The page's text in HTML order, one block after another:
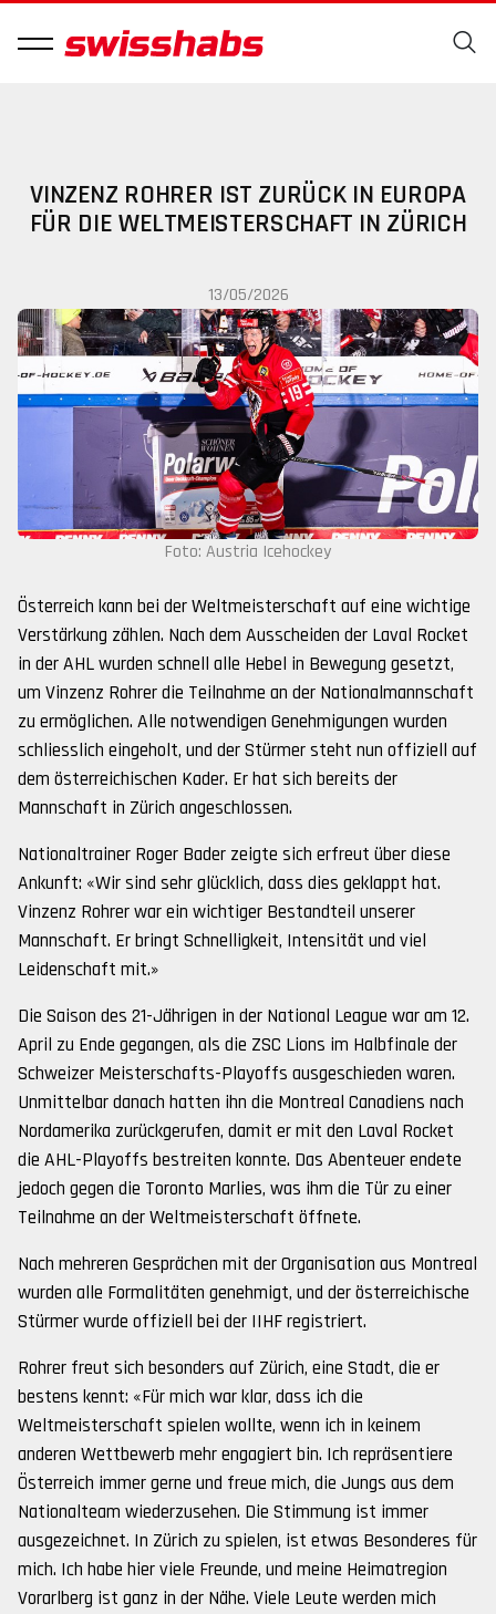
VINZENZ ROHRER IST ZURÜCK IN EUROPA
FÜR DIE WELTMEISTERSCHAFT IN ZÜRICH
13/05/2026
Foto: Austria Icehockey
Österreich kann bei der Weltmeisterschaft auf eine wichtige
Verstärkung zählen. Nach dem Ausscheiden der Laval Rocket
in der AHL wurden schnell alle Hebel in Bewegung gesetzt,
um Vinzenz Rohrer die Teilnahme an der Nationalmannschaft
zu ermöglichen. Alle notwendigen Genehmigungen wurden
schliesslich eingeholt, und der Stürmer steht nun offiziell auf
dem österreichischen Kader. Er hat sich bereits der
Mannschaft in Zürich angeschlossen.
Nationaltrainer Roger Bader zeigte sich erfreut über diese
Ankunft: «Wir sind sehr glücklich, dass dies geklappt hat.
Vinzenz Rohrer war ein wichtiger Bestandteil unserer
Mannschaft. Er bringt Schnelligkeit, Intensität und viel
Leidenschaft mit.»
Die Saison des 21-Jährigen in der National League war am 12.
April zu Ende gegangen, als die ZSC Lions im Halbfinale der
Schweizer Meisterschafts-Playoffs ausgeschieden waren.
Unmittelbar danach hatten ihn die Montreal Canadiens nach
Nordamerika zurückgerufen, damit er mit den Laval Rocket
die AHL-Playoffs bestreiten konnte. Das Abenteuer endete
jedoch gegen die Toronto Marlies, was ihm die Tür zu einer
Teilnahme an der Weltmeisterschaft öffnete.
Nach mehreren Gesprächen mit der Organisation aus Montreal
wurden alle Formalitäten genehmigt, und der österreichische
Stürmer wurde offiziell bei der IIHF registriert.
Rohrer freut sich besonders auf Zürich, eine Stadt, die er
bestens kennt: «Für mich war klar, dass ich die
Weltmeisterschaft spielen wollte, wenn ich in keinem
anderen Wettbewerb mehr engagiert bin. Ich repräsentiere
Österreich immer gerne und freue mich, die Jungs aus dem
Nationalteam wiederzusehen. Die Stimmung ist immer
ausgezeichnet. In Zürich zu spielen, ist etwas Besonderes für
mich. Ich habe hier viele Freunde, und meine Heimatregion
Vorarlberg ist ganz in der Nähe. Viele Leute werden mich